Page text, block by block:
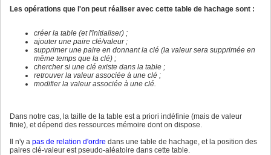
Les opérations que l'on peut réaliser avec cette table de hachage sont :
créer la table (et l'initialiser) ;
ajouter une paire clé/valeur ;
supprimer une paire en donnant la clé (la valeur sera supprimée en
même temps que la clé) ;
chercher si une clé existe dans la table ;
retrouver la valeur associée à une clé ;
modifier la valeur associée à une clé.
Dans notre cas, la taille de la table est a priori indéfinie (mais de valeur
finie), et dépend des ressources mémoire dont on dispose.
Il n'y a pas de relation d'ordre dans une table de hachage, et la position des
paires clé-valeur est pseudo-aléatoire dans cette table.